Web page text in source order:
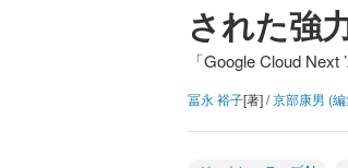
された強
「Google Cloud Next
冨永 裕子[著] /京部康男 (